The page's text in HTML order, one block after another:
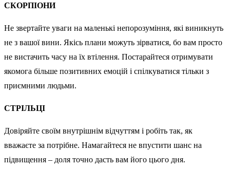
СКОРПІОНИ
Не звертайте уваги на маленькі непорозуміння, які виникнуть
не з вашої вини. Якісь плани можуть зірватися, бо вам просто
не вистачить часу на їх втілення. Постарайтеся отримувати
якомога більше позитивних емоцій і спілкуватися тільки з
приємними людьми.
СТРІЛЬЦІ
Довіряйте своїм внутрішнім відчуттям і робіть так, як
вважаєте за потрібне. Намагайтеся не впустити шанс на
підвищення – доля точно дасть вам його цього дня.